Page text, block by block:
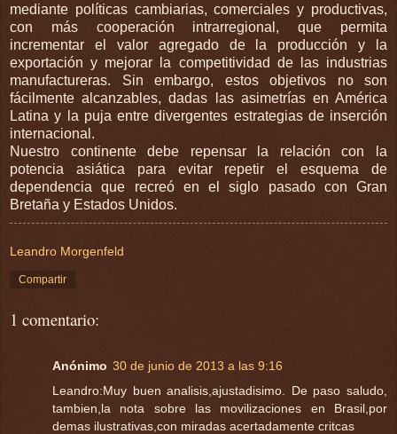
mediante políticas cambiarias, comerciales y productivas,
con más cooperación intrarregional, que permita
incrementar el valor agregado de la producción y la
exportación y mejorar la competitividad de las industrias
manufactureras. Sin embargo, estos objetivos no son
fácilmente alcanzables, dadas las asimetrías en América
Latina y la puja entre divergentes estrategias de inserción
internacional.
Nuestro continente debe repensar la relación con la
potencia asiática para evitar repetir el esquema de
dependencia que recreó en el siglo pasado con Gran
Bretaña y Estados Unidos.
Leandro Morgenfeld
Compartir
1 comentario:
Anónimo 30 de junio de 2013 a las 9:16
Leandro:Muy buen analisis,ajustadisimo. De paso saludo,
tambien,la nota sobre las movilizaciones en Brasil,por
demas ilustrativas,con miradas acertadamente critcas